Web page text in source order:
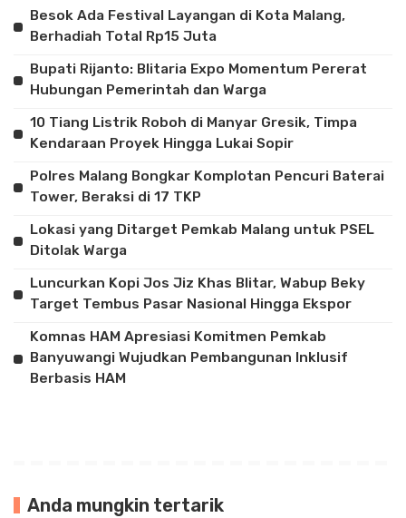
Besok Ada Festival Layangan di Kota Malang,
Berhadiah Total Rp15 Juta
Bupati Rijanto: Blitaria Expo Momentum Pererat
Hubungan Pemerintah dan Warga
10 Tiang Listrik Roboh di Manyar Gresik, Timpa
Kendaraan Proyek Hingga Lukai Sopir
Polres Malang Bongkar Komplotan Pencuri Baterai
Tower, Beraksi di 17 TKP
Lokasi yang Ditarget Pemkab Malang untuk PSEL
Ditolak Warga
Luncurkan Kopi Jos Jiz Khas Blitar, Wabup Beky
Target Tembus Pasar Nasional Hingga Ekspor
Komnas HAM Apresiasi Komitmen Pemkab
Banyuwangi Wujudkan Pembangunan Inklusif
Berbasis HAM
Anda mungkin tertarik